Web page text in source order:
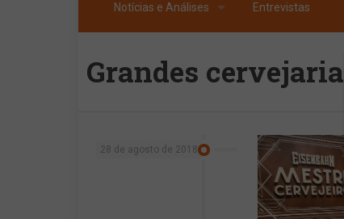
Notícias e Análises Entrevistas
Grandes cervejarias
28 de agosto de 2018